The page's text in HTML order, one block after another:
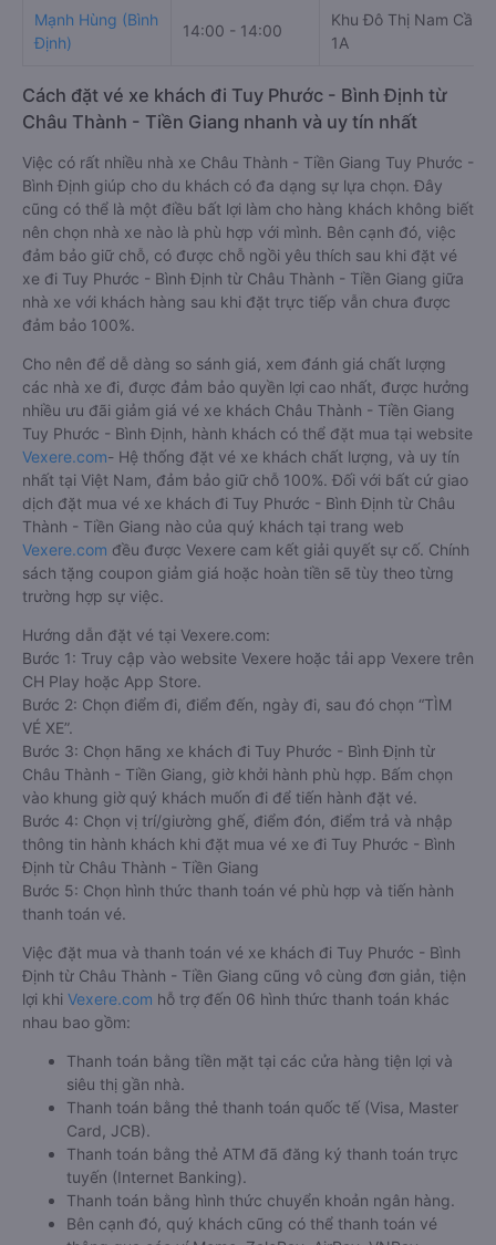
Mạnh Hùng (Bình
Định)
14:00 - 14:00
Khu Đô Thị Nam Cần
1A
Cách đặt vé xe khách đi Tuy Phước - Bình Định từ
Châu Thành - Tiền Giang nhanh và uy tín nhất
Việc có rất nhiều nhà xe Châu Thành - Tiền Giang Tuy Phước -
Bình Định giúp cho du khách có đa dạng sự lựa chọn. Đây
cũng có thể là một điều bất lợi làm cho hàng khách không biết
nên chọn nhà xe nào là phù hợp với mình. Bên cạnh đó, việc
đảm bảo giữ chỗ, có được chỗ ngồi yêu thích sau khi đặt vé
xe đi Tuy Phước - Bình Định từ Châu Thành - Tiền Giang giữa
nhà xe với khách hàng sau khi đặt trực tiếp vẫn chưa được
đảm bảo 100%.
Cho nên để dễ dàng so sánh giá, xem đánh giá chất lượng
các nhà xe đi, được đảm bảo quyền lợi cao nhất, được hưởng
nhiều ưu đãi giảm giá vé xe khách Châu Thành - Tiền Giang
Tuy Phước - Bình Định, hành khách có thể đặt mua tại website
Vexere.com- Hệ thống đặt vé xe khách chất lượng, và uy tín
nhất tại Việt Nam, đảm bảo giữ chỗ 100%. Đối với bất cứ giao
dịch đặt mua vé xe khách đi Tuy Phước - Bình Định từ Châu
Thành - Tiền Giang nào của quý khách tại trang web
Vexere.com đều được Vexere cam kết giải quyết sự cố. Chính
sách tặng coupon giảm giá hoặc hoàn tiền sẽ tùy theo từng
trường hợp sự việc.
Hướng dẫn đặt vé tại Vexere.com:
Bước 1: Truy cập vào website Vexere hoặc tải app Vexere trên
CH Play hoặc App Store.
Bước 2: Chọn điểm đi, điểm đến, ngày đi, sau đó chọn “TÌM
VÉ XE”.
Bước 3: Chọn hãng xe khách đi Tuy Phước - Bình Định từ
Châu Thành - Tiền Giang, giờ khởi hành phù hợp. Bấm chọn
vào khung giờ quý khách muốn đi để tiến hành đặt vé.
Bước 4: Chọn vị trí/giường ghế, điểm đón, điểm trả và nhập
thông tin hành khách khi đặt mua vé xe đi Tuy Phước - Bình
Định từ Châu Thành - Tiền Giang
Bước 5: Chọn hình thức thanh toán vé phù hợp và tiến hành
thanh toán vé.
Việc đặt mua và thanh toán vé xe khách đi Tuy Phước - Bình
Định từ Châu Thành - Tiền Giang cũng vô cùng đơn giản, tiện
lợi khi Vexere.com hỗ trợ đến 06 hình thức thanh toán khác
nhau bao gồm:
Thanh toán bằng tiền mặt tại các cửa hàng tiện lợi và
siêu thị gần nhà.
Thanh toán bằng thẻ thanh toán quốc tế (Visa, Master
Card, JCB).
Thanh toán bằng thẻ ATM đã đăng ký thanh toán trực
tuyến (Internet Banking).
Thanh toán bằng hình thức chuyển khoản ngân hàng.
Bên cạnh đó, quý khách cũng có thể thanh toán vé